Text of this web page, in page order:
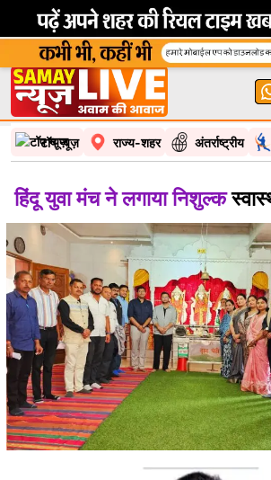
टॉप न्यूज़ राज्य-शहर
हिंदू युवा मंच ने लगाया निशुल्क